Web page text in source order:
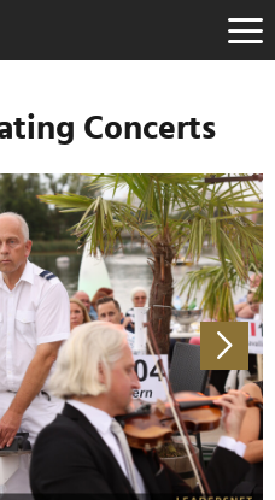
Concerts